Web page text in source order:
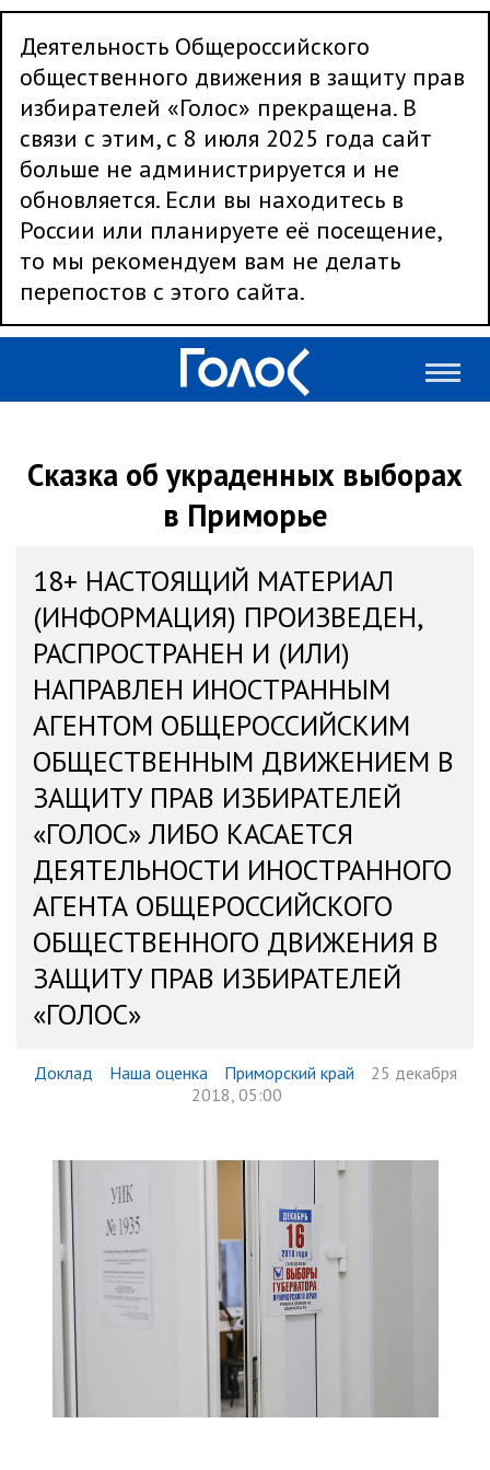
Деятельность Общероссийского
общественного движения в защиту прав
избирателей «Голос» прекращена. В
связи с этим, с 8 июля 2025 года сайт
больше не администрируется и не
обновляется. Если вы находитесь в
России или планируете её посещение,
то мы рекомендуем вам не делать
перепостов с этого сайта.
Сказка об украденных выборах
в Приморье
18+ НАСТОЯЩИЙ МАТЕРИАЛ
(ИНФОРМАЦИЯ) ПРОИЗВЕДЕН,
РАСПРОСТРАНЕН И (ИЛИ)
НАПРАВЛЕН ИНОСТРАННЫМ
АГЕНТОМ ОБЩЕРОССИЙСКИМ
ОБЩЕСТВЕННЫМ ДВИЖЕНИЕМ В
ЗАЩИТУ ПРАВ ИЗБИРАТЕЛЕЙ
«ГОЛОС» ЛИБО КАСАЕТСЯ
ДЕЯТЕЛЬНОСТИ ИНОСТРАННОГО
АГЕНТА ОБЩЕРОССИЙСКОГО
ОБЩЕСТВЕННОГО ДВИЖЕНИЯ В
ЗАЩИТУ ПРАВ ИЗБИРАТЕЛЕЙ
«ГОЛОС»
Доклад Наша оценка Приморский край
25 декабря
2018, 05:00